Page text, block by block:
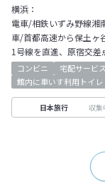
横浜：
電車/相鉄いずみ野線湘
車/首都高速から保土ヶ
1号線を直進、原宿交
コンビニ 宅配サービス
館内に車いす利用トイレ
日本旅行 収集